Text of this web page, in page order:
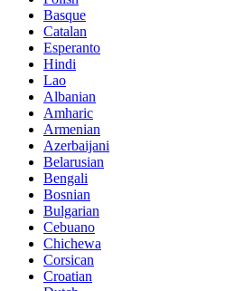
Basque
Catalan
Esperanto
Hindi
Lao
Albanian
Amharic
Armenian
Azerbaijani
Belarusian
Bengali
Bosnian
Bulgarian
Cebuano
Chichewa
Corsican
Croatian